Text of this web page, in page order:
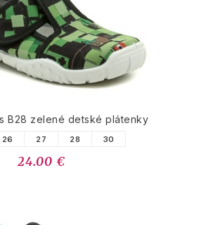
B28 zelené detské plátenky
26 27 28 30
24.00 €